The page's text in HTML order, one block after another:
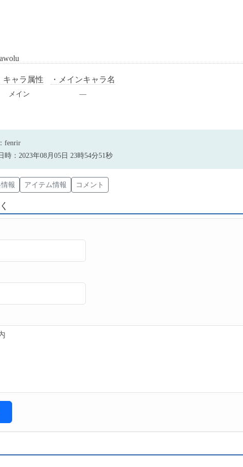
キャラ属性
メイン
メインキャラ名
―
fenrir
時：2023年08月05日 23時54分51秒
報 アイテム情報 コメント